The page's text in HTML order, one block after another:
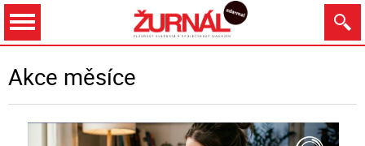
Akce měsíce